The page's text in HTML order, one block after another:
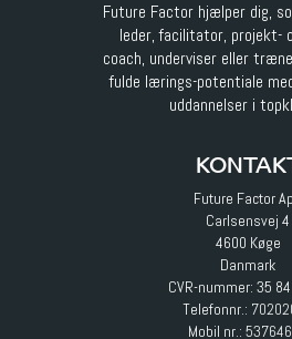
Future Factor hjælper dig,
leder, facilitator, projekt-
coach, underviser eller
fulde lærings-potentiale
uddannelser i
Future Factor
Carlsensvej 4
4600 Køge
Danmark
CVR-nummer: 35
Telefonnr.:
Mobil nr.: